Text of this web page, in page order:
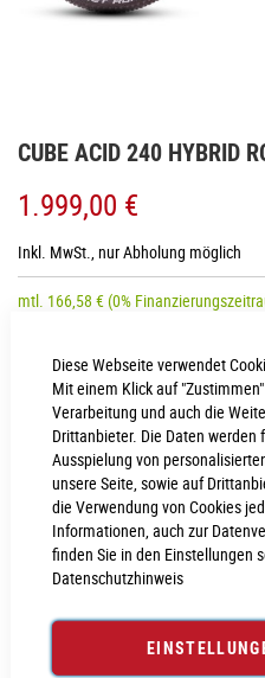
Diese Webseite verwendet
Mit einem Klick auf
Verarbeitung und auch die
Drittanbieter. Die Daten werden
Ausspielung von
unsere Seite, sowie auf
die Verwendung von Cookies
Informationen, auch zur
finden Sie in den Einstellungen
Datenschutzhinweis
Anfang
Bildgalerie
CUBE ACID 240 HYBRID
1.999,00 €
Inkl. MwSt., nur Abholung möglich
mtl. 166,58 €(0%
LIEFERZEIT
3 - 4 Werktage
IN DEN
Vergleichsliste:hinzufügen|ansehen